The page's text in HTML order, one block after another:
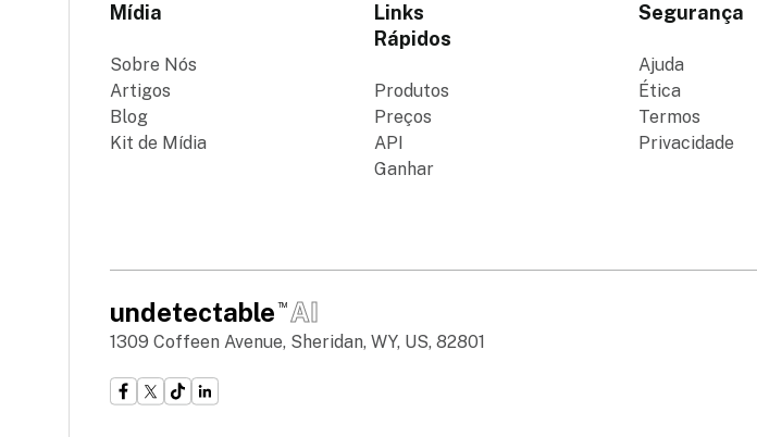
Mídia
Sobre Nós
Artigos
Blog
Kit de Mídia
Links
Rápidos
Produtos
Preços
API
Ganhar
Segurança
Ajuda
Ética
Termos
Privacidade
undetectable TM AI
1309 Coffeen Avenue, Sheridan, WY, US, 82801